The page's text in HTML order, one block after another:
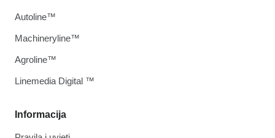
Informacija
Autoline™
Machineryline™
Agroline™
Linemedia Digital ™